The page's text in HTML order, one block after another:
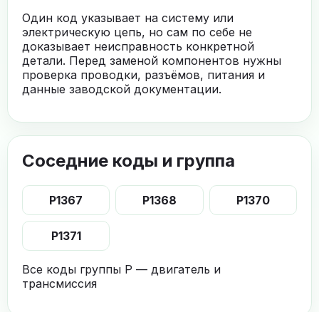
Один код указывает на систему или
электрическую цепь, но сам по себе не
доказывает неисправность конкретной
детали. Перед заменой компонентов нужны
проверка проводки, разъёмов, питания и
данные заводской документации.
Соседние коды и группа
P1367 P1368 P1370
P1371
Все коды группы P — двигатель и
трансмиссия